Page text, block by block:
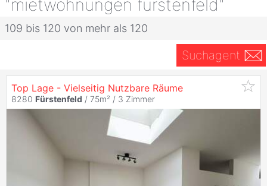
"mietwohnungen fürstenfeld"
109 bis 120 von mehr als 120
Suchagent
Top Lage - Vielseitig Nutzbare Räume
8280 Fürstenfeld / 75m² / 3 Zimmer